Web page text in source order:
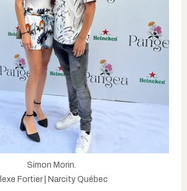
Simon Morin.
Fortier | Narcity Québec